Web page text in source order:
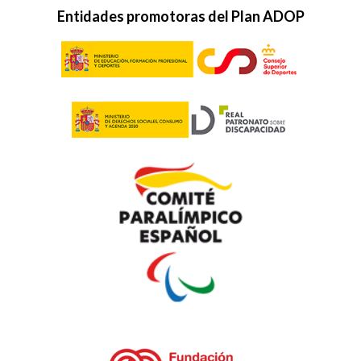
Entidades promotoras del Plan ADOP